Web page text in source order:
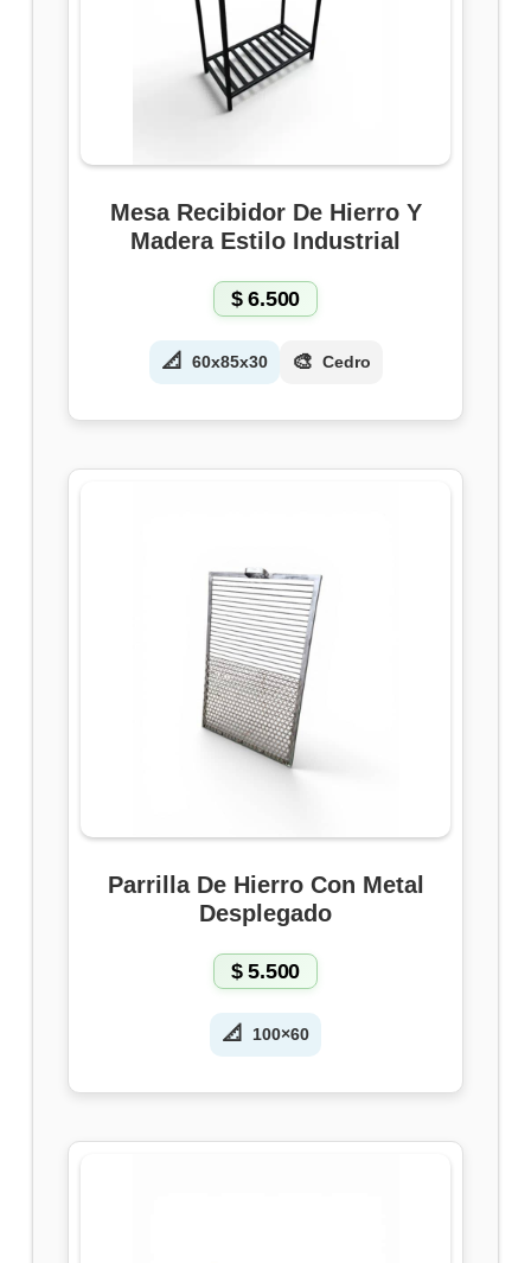
Mesa Recibidor De Hierro Y
Madera Estilo Industrial
$6.500
📐 60x85x30 🎨 Cedro
Parrilla De Hierro Con Metal
Desplegado
$5.500
📐 100×60